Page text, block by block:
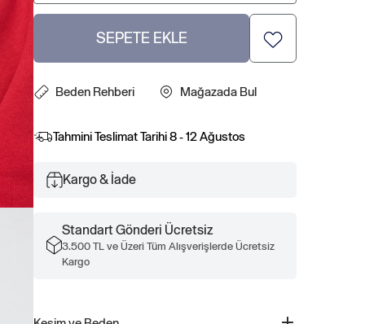
SEPETE EKLE
Beden Rehberi Mağazada Bul
Tahmini Teslimat Tarihi8 - 12 Ağustos
Kargo & İade
Standart Gönderi Ücretsiz
3.500 TL ve Üzeri Tüm Alışverişlerde Ücretsiz
Kargo